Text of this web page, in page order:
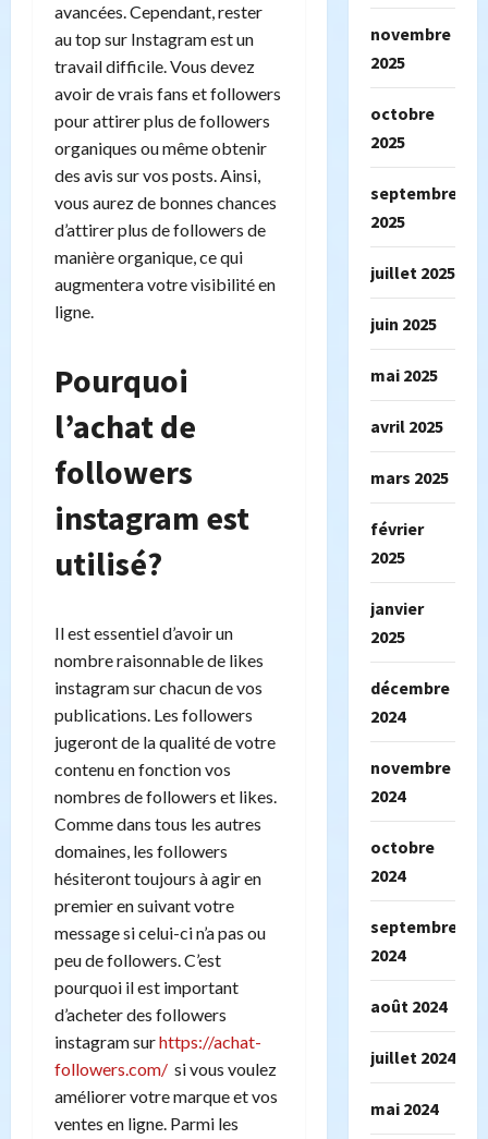
avancées. Cependant, rester
au top sur Instagram est un
travail difficile. Vous devez
avoir de vrais fans et followers
pour attirer plus de followers
organiques ou même obtenir
des avis sur vos posts. Ainsi,
vous aurez de bonnes chances
d’attirer plus de followers de
manière organique, ce qui
augmentera votre visibilité en
ligne.
Pourquoi
l’achat de
followers
instagram est
utilisé?
Il est essentiel d’avoir un
nombre raisonnable de likes
instagram sur chacun de vos
publications. Les followers
jugeront de la qualité de votre
contenu en fonction vos
nombres de followers et likes.
Comme dans tous les autres
domaines, les followers
hésiteront toujours à agir en
premier en suivant votre
message si celui-ci n’a pas ou
peu de followers. C’est
pourquoi il est important
d’acheter des followers
instagram surhttps://achat-
followers.com/ si vous voulez
améliorer votre marque et vos
ventes en ligne. Parmi les
novembre
2025
octobre
2025
septembre
2025
juillet 2025
juin 2025
mai 2025
avril 2025
mars 2025
février
2025
janvier
2025
décembre
2024
novembre
2024
octobre
2024
septembre
2024
août 2024
juillet 2024
mai 2024